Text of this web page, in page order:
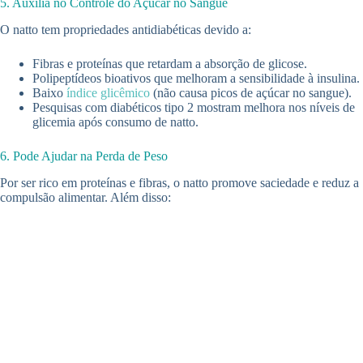
5. Auxilia no Controle do Açúcar no Sangue
O natto tem propriedades antidiabéticas devido a:
Fibras e proteínas que retardam a absorção de glicose.
Polipeptídeos bioativos que melhoram a sensibilidade à insulina.
Baixo índice glicêmico (não causa picos de açúcar no sangue).
Pesquisas com diabéticos tipo 2 mostram melhora nos níveis de
glicemia após consumo de natto.
6. Pode Ajudar na Perda de Peso
Por ser rico em proteínas e fibras, o natto promove saciedade e reduz a
compulsão alimentar. Além disso: